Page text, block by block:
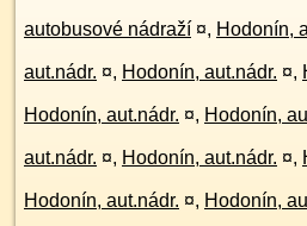
autobusové nádraží ¤, Hodonín,
aut.nádr. ¤, Hodonín, aut.nádr. ¤,
Hodonín, aut.nádr. ¤, Hodonín,
aut.nádr. ¤, Hodonín, aut.nádr. ¤,
Hodonín, aut.nádr. ¤, Hodonín,